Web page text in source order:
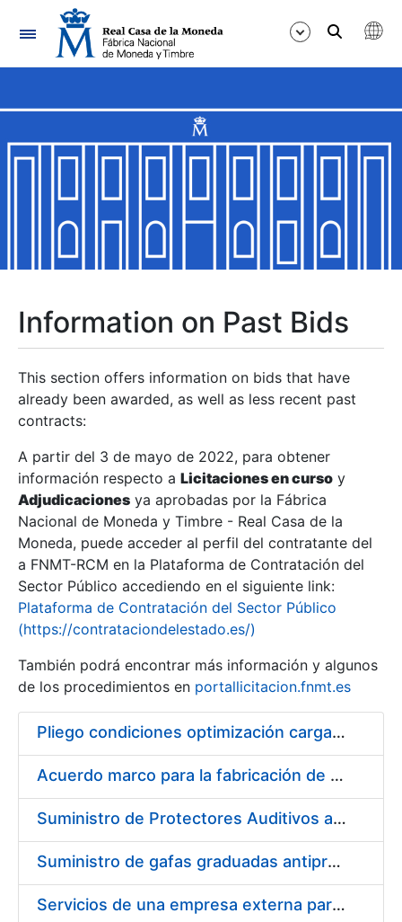
Navigation
Show/Hide
Show/Hide
Show/Hide
Show/Hide
Show/Hide
Show/Hide
Information on Past Bids
This section offers information on bids that have
already been awarded, as well as less recent past
contracts:
A partir del 3 de mayo de 2022, para obtener
información respecto a Licitaciones en curso y
Adjudicaciones ya aprobadas por la Fábrica
Nacional de Moneda y Timbre - Real Casa de la
Moneda, puede acceder al perfil del contratante del
a FNMT-RCM en la Plataforma de Contratación del
Sector Público accediendo en el siguiente link:
Plataforma de Contratación del Sector Público
(https://contrataciondelestado.es/)
También podrá encontrar más información y algunos
de los procedimientos en portallicitacion.fnmt.es
Pliego condiciones optimización cargas compras firmado
Acuerdo marco para la fabricación de piezas
Suministro de Protectores Auditivos a medida para las personas trabajadoras de los Centros de Trabajo de Madrid y Burgos
Suministro de gafas graduadas antiproyecciones para los trabajadores de la FNMT-RCM en los centros de trabajo de Madrid y Burgos
Servicios de una empresa externa para el asesoramiento y resolución de los recursos de alzada que se presentan relacionados con procesos de selección para la FNMT-RCM